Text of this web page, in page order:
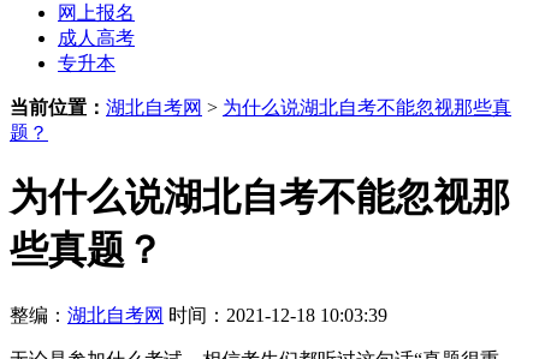
网上报名
成人高考
专升本
当前位置： 湖北自考网 > 为什么说湖北自考不能忽视那些真
题？
为什么说湖北自考不能忽视那
些真题？
整编： 湖北自考网 时间：2021-12-18 10:03:39